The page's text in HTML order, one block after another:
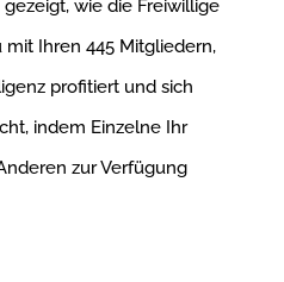
wie die Freiwillige
Ihren 445 Mitgliedern,
profitiert und sich
indem Einzelne Ihr
zur Verfügung